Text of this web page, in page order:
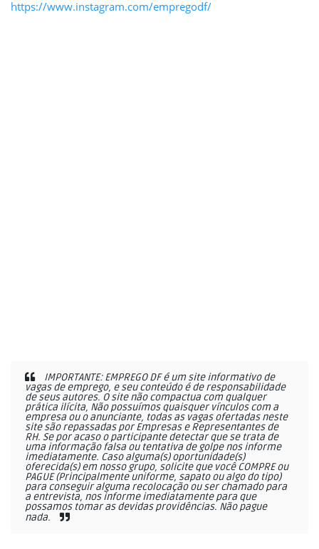
https://www.instagram.com/empregodf/
IMPORTANTE: EMPREGO DF é um site informativo de
vagas de emprego, e seu conteúdo é de responsabilidade
de seus autores. O site não compactua com qualquer
prática ilícita, Não possuímos quaisquer vínculos com a
empresa ou o anunciante, todas as vagas ofertadas neste
site são repassadas por Empresas e Representantes de
RH. Se por acaso o participante detectar que se trata de
uma informação falsa ou tentativa de golpe nos informe
imediatamente. Caso alguma(s) oportunidade(s)
oferecida(s) em nosso grupo, solicite que você COMPRE ou
PAGUE (Principalmente uniforme, sapato ou algo do tipo)
para conseguir alguma recolocação ou ser chamado para
a entrevista, nos informe imediatamente para que
possamos tomar as devidas providências. Não pague
nada.